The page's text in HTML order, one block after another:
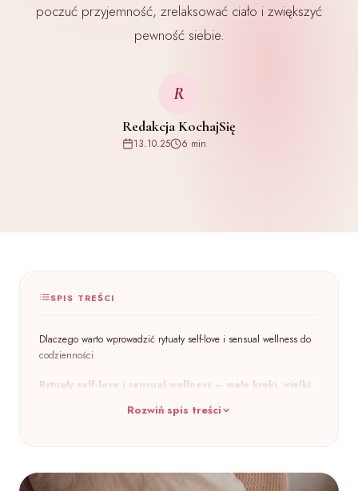
poczuć przyjemność, zrelaksować ciało i zwiększyć
pewność siebie.
R
Redakcja KochajSię
13.10.25 6 min
SPIS TREŚCI
Dlaczego warto wprowadzić rytuały self-love i sensual wellness do
codzienności
Rytuały self-love i sensual wellness – małe kroki, wielki
Rozwiń spis treści